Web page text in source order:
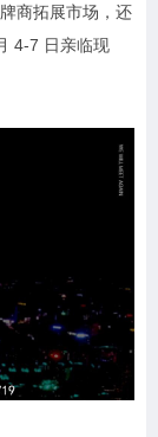
商拓展市场，还
4-7 日亲临现